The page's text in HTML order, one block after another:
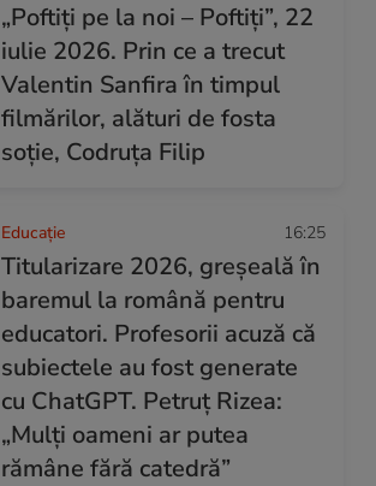
„Poftiți pe la noi – Poftiți”, 22
iulie 2026. Prin ce a trecut
Valentin Sanfira în timpul
filmărilor, alături de fosta
soție, Codruța Filip
Educație 16:25
Titularizare 2026, greșeală în
baremul la română pentru
educatori. Profesorii acuză că
subiectele au fost generate
cu ChatGPT. Petruț Rizea:
„Mulți oameni ar putea
rămâne fără catedră”